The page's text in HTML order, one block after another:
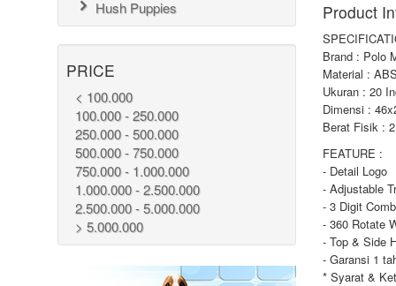
Hush Puppies
PRICE
< 100.000
100.000 - 250.000
250.000 - 500.000
500.000 - 750.000
750.000 - 1.000.000
1.000.000 - 2.500.000
2.500.000 - 5.000.000
> 5.000.000
Product
Brand : Polo
Material :
Ukuran : 20
Dimensi :
Berat Fisik :
FEATURE :
- Detail Logo
- Adjustable
- 3 Digit
- 360 Rotate
- Top & Side
- Garansi 1
* Syarat &